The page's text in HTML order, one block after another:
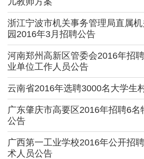
浙江宁波市机关事务管理局直属
园2016年3月招聘公告
河南郑州高新区管委会2016年招
业单位工作人员公告
云南省2016年选聘3000名大学生
广东肇庆市高要区2016年招聘6名
公告
广西第一工业学校2016年公开招
术人员公告